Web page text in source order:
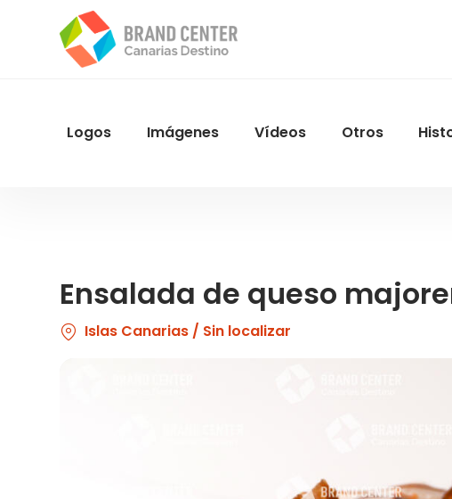
contenido
Menu
Logos Imágenes Vídeos Otros
Ensalada de queso
Islas Canarias / Sin localizar